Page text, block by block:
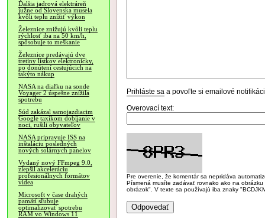
Ďalšia jadrová elektráreň
južne od Slovenska musela
kvôli teplu znížiť výkon
Železnice znižujú kvôli teplu
rýchlosť iba na 50 km/h,
spôsobuje to meškanie
Železnice predávajú dve
tretiny lístkov elektronicky,
po donútení cestujúcich na
takýto nákup
NASA na diaľku na sonde
Voyager 2 úspešne znížila
spotrebu
Súd zakázal samojazdiacim
Google taxíkom dobíjanie v
noci, rušili obyvateľov
NASA pripravuje ISS na
inštaláciu posledných
nových solárnych panelov
Vydaný nový FFmpeg 9.0,
zlepšil akceleráciu
profesionálnych formátov
videa
Microsoft v čase drahých
pamätí sľubuje
optimalizovať spotrebu
RAM vo Windows 11
Prihláste sa a povoľte si emailové
Overovací text:
Pre overenie, že komentár sa nepridáva
Písmená musíte zadávať rovnako ako na
obrázok". V texte sa používajú iba znaky